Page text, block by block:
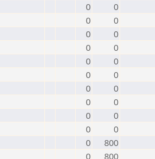
0
0
0
0
0
0
0
0
0
0
0
0
0
0
0
0
0
0
0
0
0
800
0
800